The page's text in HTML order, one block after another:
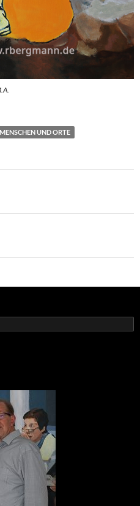
MENSCHEN UND ORTE